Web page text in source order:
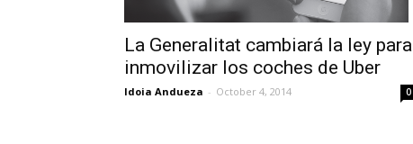
La Generalitat cambiará la ley para
inmovilizar los coches de Uber
Idoia Andueza - October 4, 2014 0